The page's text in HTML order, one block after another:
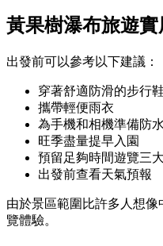
黃果樹瀑布旅遊實
出發前可以參考以下建議：
穿著舒適防滑的步行
攜帶輕便雨衣
為手機和相機準備防
旺季盡量提早入園
預留足夠時間遊覽三
出發前查看天氣預報
由於景區範圍比許多人想
覽體驗。